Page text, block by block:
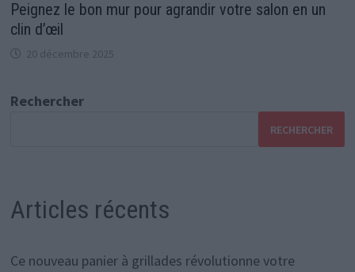
Peignez le bon mur pour agrandir votre salon en un
clin d’œil
20 décembre 2025
Rechercher
RECHERCHER
Articles récents
Ce nouveau panier à grillades révolutionne votre